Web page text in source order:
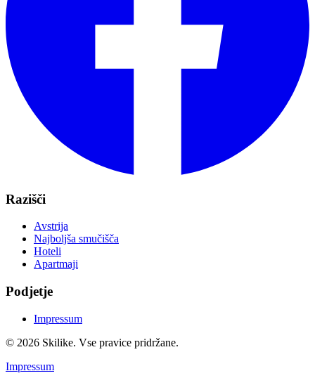
Razišči
Avstrija
Najboljša smučišča
Hoteli
Apartmaji
Podjetje
Impressum
© 2026 Skilike. Vse pravice pridržane.
Impressum